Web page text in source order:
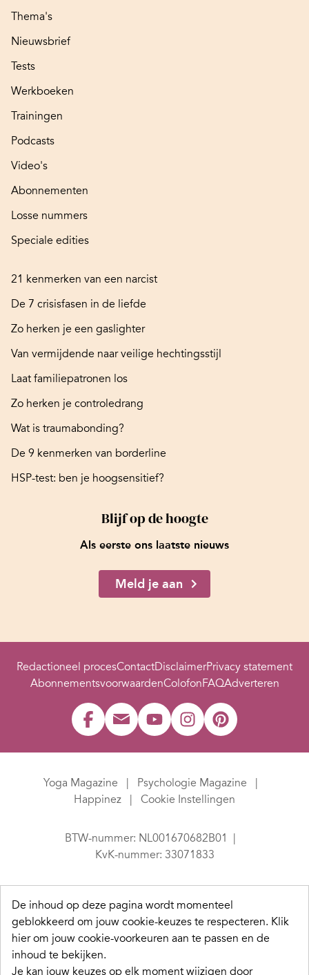
Thema's
Nieuwsbrief
Tests
Werkboeken
Trainingen
Podcasts
Video's
Abonnementen
Losse nummers
Speciale edities
21 kenmerken van een narcist
De 7 crisisfasen in de liefde
Zo herken je een gaslighter
Van vermijdende naar veilige hechtingsstijl
Laat familiepatronen los
Zo herken je controledrang
Wat is traumabonding?
De 9 kenmerken van borderline
HSP-test: ben je hoogsensitief?
Blijf op de hoogte
Als eerste ons laatste nieuws
Meld je aan
Redactioneel procesContactDisclaimerPrivacy statement
AbonnementsvoorwaardenColofonFAQAdverteren
Yoga Magazine
Psychologie Magazine
Happinez
Cookie Instellingen
BTW-nummer: NL001670682B01
KvK-nummer: 33071833
De inhoud op deze pagina wordt momenteel
geblokkeerd om jouw cookie-keuzes te respecteren. Klik
hier om jouw cookie-voorkeuren aan te passen en de
inhoud te bekijken.
Je kan jouw keuzes op elk moment wijzigen door